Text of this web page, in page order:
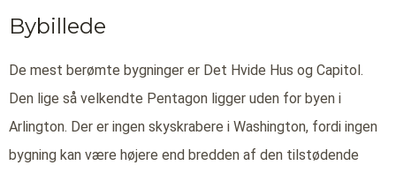
Bybillede
De mest berømte bygninger er Det Hvide Hus og Capitol.
Den lige så velkendte Pentagon ligger uden for byen i
Arlington. Der er ingen skyskrabere i Washington, fordi ingen
bygning kan være højere end bredden af den tilstødende